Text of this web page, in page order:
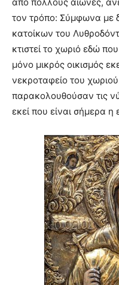
τον τρόπο: Σύμφωνα με
κατοίκων του
κτιστεί το χωριό εδώ
μόνο μικρός οικισμός
νεκροταφείο του
παρακολουθούσαν τις
εκεί που είναι σήμερα η